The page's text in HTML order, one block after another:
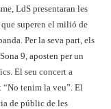
LdS presentaran les
que superen el milió de
Per la seva part, els
9, aposten per un
El seu concert a
“No tenim la veu”. El
de públic de les